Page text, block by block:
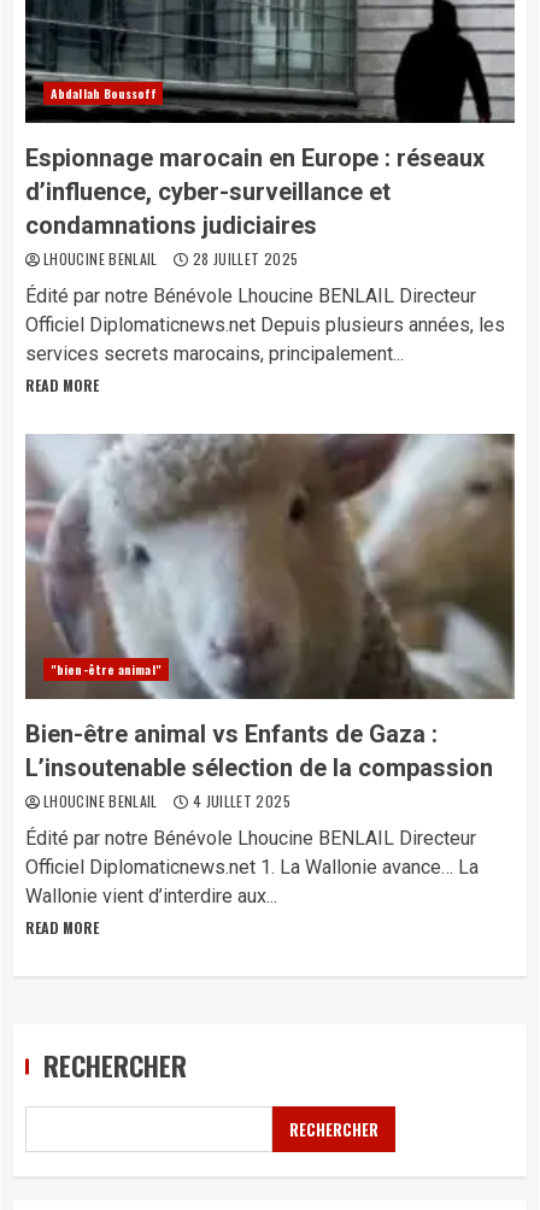
Abdallah Boussoff
Espionnage marocain en Europe : réseaux
d’influence, cyber-surveillance et
condamnations judiciaires
LHOUCINE BENLAIL 28 JUILLET 2025
Édité par notre Bénévole Lhoucine BENLAIL Directeur
Officiel Diplomaticnews.net Depuis plusieurs années, les
services secrets marocains, principalement...
READ MORE
"bien-être animal"
Bien-être animal vs Enfants de Gaza :
L’insoutenable sélection de la compassion
LHOUCINE BENLAIL 4 JUILLET 2025
Édité par notre Bénévole Lhoucine BENLAIL Directeur
Officiel Diplomaticnews.net 1. La Wallonie avance… La
Wallonie vient d’interdire aux...
READ MORE
RECHERCHER
RECHERCHER